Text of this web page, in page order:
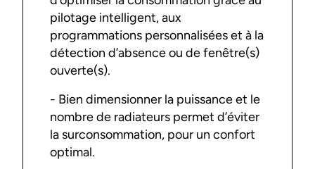
pilotage intelligent, aux
programmations personnalisées et à la
détection d’absence ou de fenêtre(s)
ouverte(s).
- Bien dimensionner la puissance et le
nombre de radiateurs permet d’éviter
la surconsommation, pour un confort
optimal.